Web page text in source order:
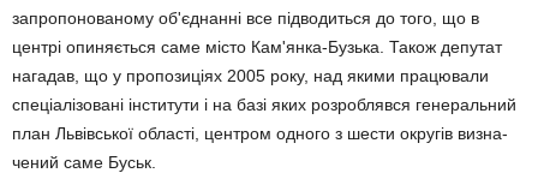
запро­понованому об'єд­нанні все під­во­диться до того, що в
центрі опи­ня­ється саме місто Кам'янка-Бузька. Також депутат
нагадав, що у пропозиціях 2005 року, над якими працю­вали
спеціалізовані інститути і на базі яких розроблявся генераль­ний
план Львівської області, цент­ром одного з шести округів визна­
чений саме Буськ.